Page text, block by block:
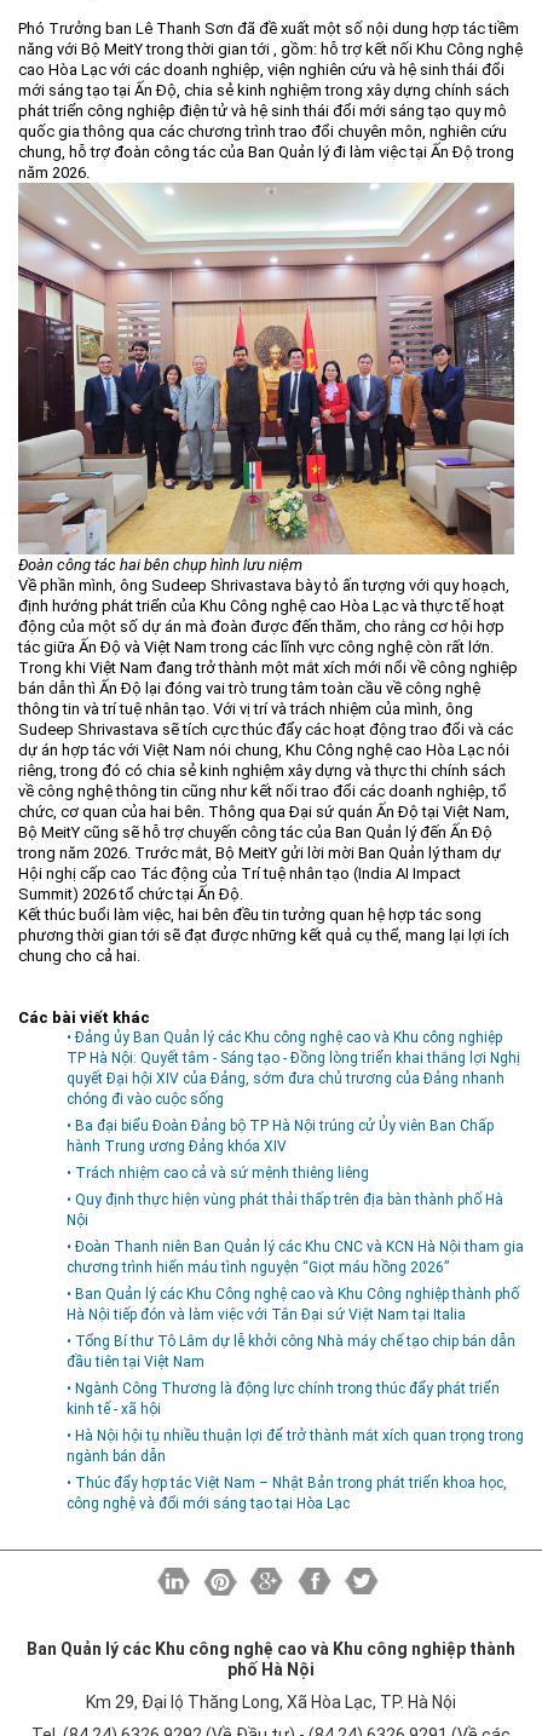
Phó Trưởng ban Lê Thanh Sơn đã đề xuất một số nội dung hợp tác tiềm
năng với Bộ MeitY trong thời gian tới , gồm: hỗ trợ kết nối Khu Công nghệ
cao Hòa Lạc với các doanh nghiệp, viện nghiên cứu và hệ sinh thái đổi
mới sáng tạo tại Ấn Độ, chia sẻ kinh nghiệm trong xây dựng chính sách
phát triển công nghiệp điện tử và hệ sinh thái đổi mới sáng tạo quy mô
quốc gia thông qua các chương trình trao đổi chuyên môn, nghiên cứu
chung, hỗ trợ đoàn công tác của Ban Quản lý đi làm việc tại Ấn Độ trong
năm 2026.
Đoàn công tác hai bên chụp hình lưu niệm
Về phần mình, ông Sudeep Shrivastava bày tỏ ấn tượng với quy hoạch,
định hướng phát triển của Khu Công nghệ cao Hòa Lạc và thực tế hoạt
động của một số dự án mà đoàn được đến thăm, cho rằng cơ hội hợp
tác giữa Ấn Độ và Việt Nam trong các lĩnh vực công nghệ còn rất lớn.
Trong khi Việt Nam đang trở thành một mắt xích mới nổi về công nghiệp
bán dẫn thì Ấn Độ lại đóng vai trò trung tâm toàn cầu về công nghệ
thông tin và trí tuệ nhân tạo. Với vị trí và trách nhiệm của mình, ông
Sudeep Shrivastava sẽ tích cực thúc đẩy các hoạt động trao đổi và các
dự án hợp tác với Việt Nam nói chung, Khu Công nghệ cao Hòa Lạc nói
riêng, trong đó có chia sẻ kinh nghiệm xây dựng và thực thi chính sách
về công nghệ thông tin cũng như kết nối trao đổi các doanh nghiệp, tổ
chức, cơ quan của hai bên. Thông qua Đại sứ quán Ấn Độ tại Việt Nam,
Bộ MeitY cũng sẽ hỗ trợ chuyến công tác của Ban Quản lý đến Ấn Độ
trong năm 2026. Trước mắt, Bộ MeitY gửi lời mời Ban Quản lý tham dự
Hội nghị cấp cao Tác động của Trí tuệ nhân tạo (India AI Impact
Summit) 2026 tổ chức tại Ấn Độ.
Kết thúc buổi làm việc, hai bên đều tin tưởng quan hệ hợp tác song
phương thời gian tới sẽ đạt được những kết quả cụ thể, mang lại lợi ích
chung cho cả hai.
Các bài viết khác
• Đảng ủy Ban Quản lý các Khu công nghệ cao và Khu công nghiệp
TP Hà Nội: Quyết tâm - Sáng tạo - Đồng lòng triển khai thắng lợi Nghị
quyết Đại hội XIV của Đảng, sớm đưa chủ trương của Đảng nhanh
chóng đi vào cuộc sống
• Ba đại biểu Đoàn Đảng bộ TP Hà Nội trúng cử Ủy viên Ban Chấp
hành Trung ương Đảng khóa XIV
• Trách nhiệm cao cả và sứ mệnh thiêng liêng
• Quy định thực hiện vùng phát thải thấp trên địa bàn thành phố Hà
Nội
• Đoàn Thanh niên Ban Quản lý các Khu CNC và KCN Hà Nội tham gia
chương trình hiến máu tình nguyện “Giọt máu hồng 2026”
• Ban Quản lý các Khu Công nghệ cao và Khu Công nghiệp thành phố
Hà Nội tiếp đón và làm việc với Tân Đại sứ Việt Nam tại Italia
• Tổng Bí thư Tô Lâm dự lễ khởi công Nhà máy chế tạo chip bán dẫn
đầu tiên tại Việt Nam
• Ngành Công Thương là động lực chính trong thúc đẩy phát triển
kinh tế - xã hội
• Hà Nội hội tụ nhiều thuận lợi để trở thành mắt xích quan trọng trong
ngành bán dẫn
• Thúc đẩy hợp tác Việt Nam – Nhật Bản trong phát triển khoa học,
công nghệ và đổi mới sáng tạo tại Hòa Lạc
Ban Quản lý các Khu công nghệ cao và Khu công nghiệp thành
phố Hà Nội
Km 29, Đại lộ Thăng Long, Xã Hòa Lạc, TP. Hà Nội